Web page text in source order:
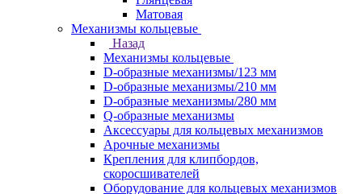
Матовая
Механизмы кольцевые
Назад
Механизмы кольцевые
D-образные механизмы/123 мм
D-образные механизмы/210 мм
D-образные механизмы/280 мм
Q-образные механизмы
Аксессуары для кольцевых механизмов
Арочные механизмы
Крепления для клипбордов,
скоросшивателей
Оборудование для кольцевых механизмов